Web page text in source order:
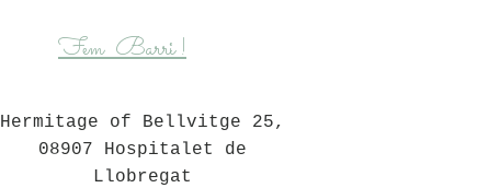
FemBarri!
Hermitage of Bellvitge 25,
08907 Hospitalet de
Llobregat